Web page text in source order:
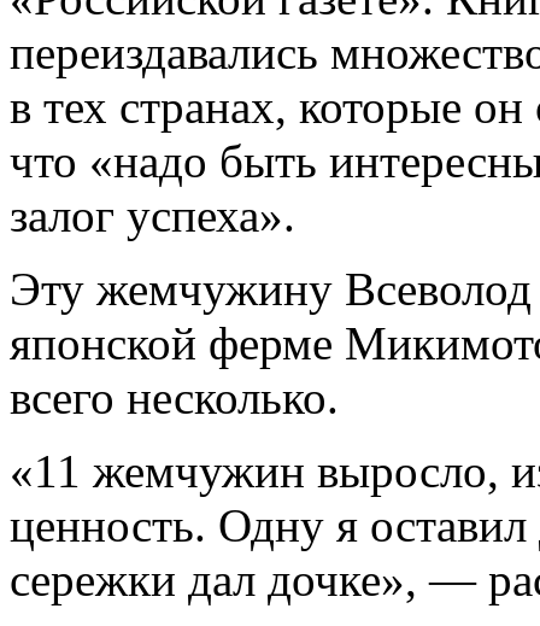
переиздавались
в тех странах, которые
что «надо быть
залог успеха».
Эту жемчужину
японской ферме
всего несколько.
«11 жемчужин выросло,
ценность. Одну я оставил
сережки дал дочке», —